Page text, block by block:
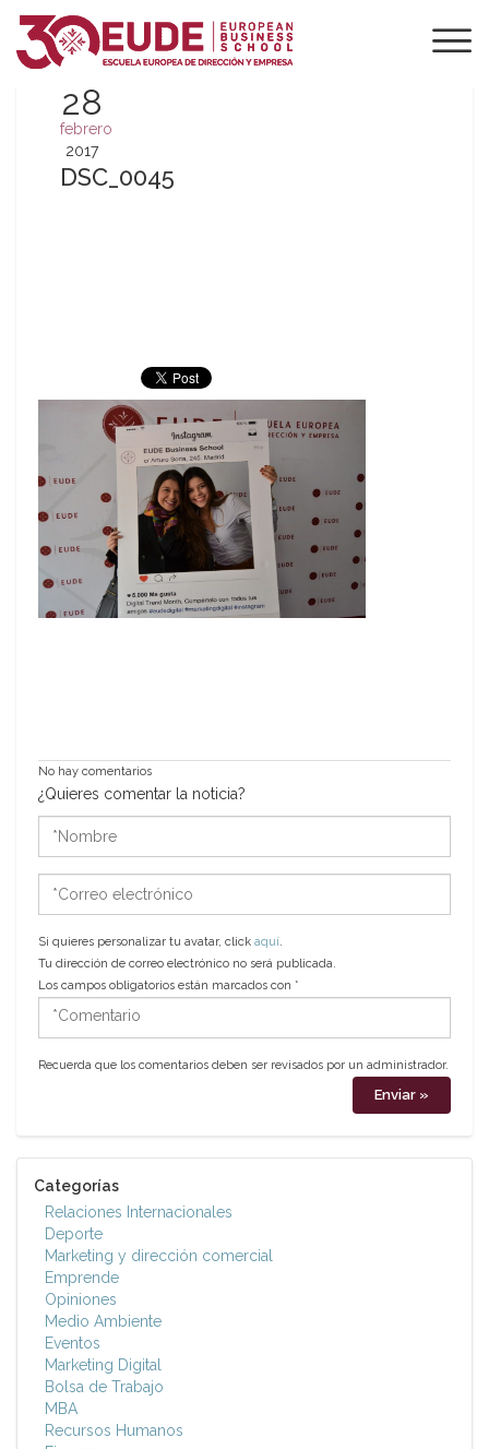
28
febrero
2017
DSC_0045
No hay comentarios
¿Quieres comentar la noticia?
electrónico
Si quieres personalizar tu avatar, click aquí.
Tu dirección de correo electrónico no será publicada.
Los campos obligatorios están marcados con *
*Comentario
Recuerda que los comentarios deben ser revisados por un administrador.
Categorías
Relaciones Internacionales
Deporte
Marketing y dirección comercial
Emprende
Opiniones
Medio Ambiente
Eventos
Marketing Digital
Bolsa de Trabajo
MBA
Recursos Humanos